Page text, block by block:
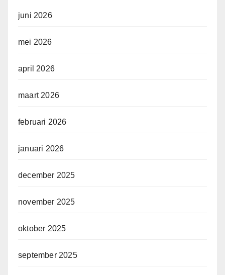
juni 2026
mei 2026
april 2026
maart 2026
februari 2026
januari 2026
december 2025
november 2025
oktober 2025
september 2025